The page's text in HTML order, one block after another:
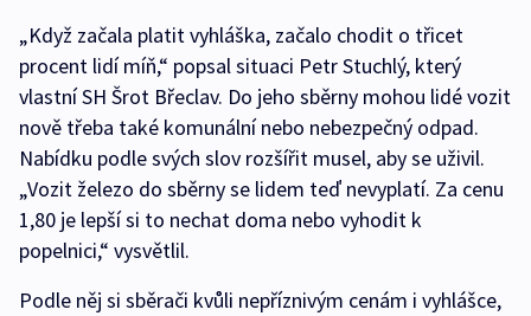
„Když začala platit vyhláška, začalo chodit o třicet
procent lidí míň,“ popsal situaci Petr Stuchlý, který
vlastní SH Šrot Břeclav. Do jeho sběrny mohou lidé vozit
nově třeba také komunální nebo nebezpečný odpad.
Nabídku podle svých slov rozšířit musel, aby se uživil.
„Vozit železo do sběrny se lidem teď nevyplatí. Za cenu
1,80 je lepší si to nechat doma nebo vyhodit k
popelnici,“ vysvětlil.
Podle něj si sběrači kvůli nepříznivým cenám i vyhlášce,